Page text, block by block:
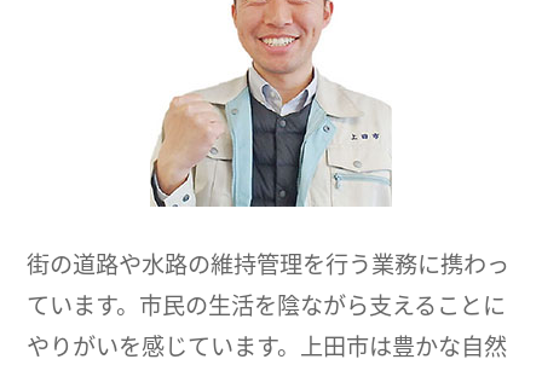
街の道路や水路の維持管理を行う業務に携わっ
ています。市民の生活を陰ながら支えることに
やりがいを感じています。上田市は豊かな自然